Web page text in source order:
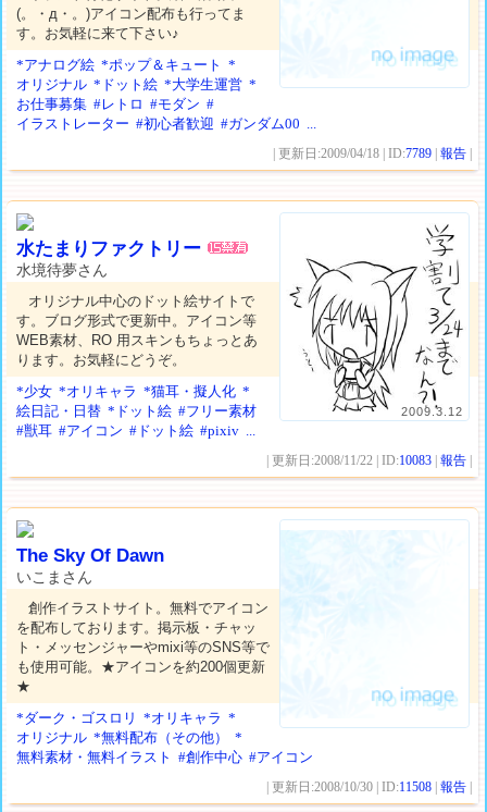
(。・д・。)アイコン配布も行ってま
す。お気軽に来て下さい♪
*アナログ絵 *ポップ＆キュート
*
オリジナル *ドット絵 *大学生運営 *
お仕事募集 #レトロ #モダン #
イラストレーター #初心者歓迎 #ガンダム00 ...
| 更新日:2009/04/18 | ID:7789 |報告
2009.3.12
水たまりファクトリー
水境待夢さん
オリジナル中心のドット絵サイトで
す。ブログ形式で更新中。アイコン等
WEB素材、RO 用スキンもちょっとあ
ります。お気軽にどうぞ。
*少女 *オリキャラ *猫耳・擬人化 *
絵日記・日替 *ドット絵 #フリー素材
#獣耳 #アイコン #ドット絵 #pixiv ...
| 更新日:2008/11/22 | ID:10083 |報告
The Sky Of Dawn
いこまさん
創作イラストサイト。無料でアイコン
を配布しております。掲示板・チャッ
ト・メッセンジャーやmixi等のSNS等で
も使用可能。★アイコンを約200個更新
★
*ダーク・ゴスロリ
*オリキャラ *
オリジナル *無料配布（その他）
*
無料素材・無料イラスト
#創作中心 #アイコン
| 更新日:2008/10/30 | ID:11508 |報告